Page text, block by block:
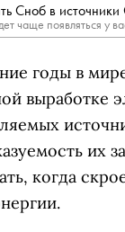
Сноб в источники
чаще появляться у
годы в
выработке
их
когда